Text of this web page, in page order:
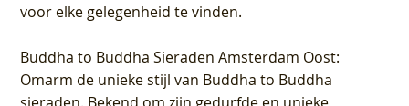
voor elke gelegenheid te vinden.
Buddha to Buddha Sieraden Amsterdam Oost:
Omarm de unieke stijl van Buddha to Buddha